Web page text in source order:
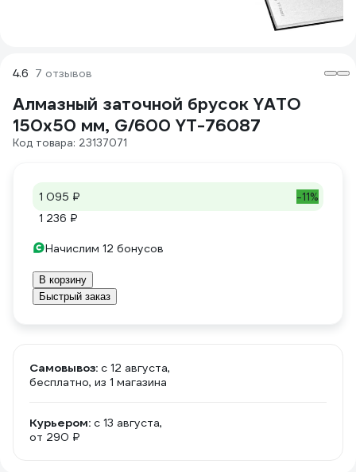
4.6 7 отзывов
Алмазный заточной брусок YATO
150x50 мм, G/600 YT-76087
Код товара: 23137071
1 095 ₽
-11%
1 236 ₽
Начислим 12 бонусов
В корзину
Быстрый заказ
Самовывоз: c 12 августа,
бесплатно, из 1 магазина
Курьером: c 13 августа,
от 290 ₽